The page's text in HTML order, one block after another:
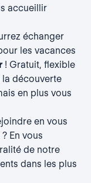
accueillir
échanger
les vacances
! Gratuit, flexible
la découverte
en plus vous
en vous
En vous
de notre
dans les plus